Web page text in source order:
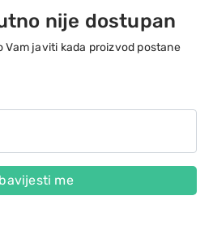
nije dostupan
Vam javiti kada proizvod postane
me